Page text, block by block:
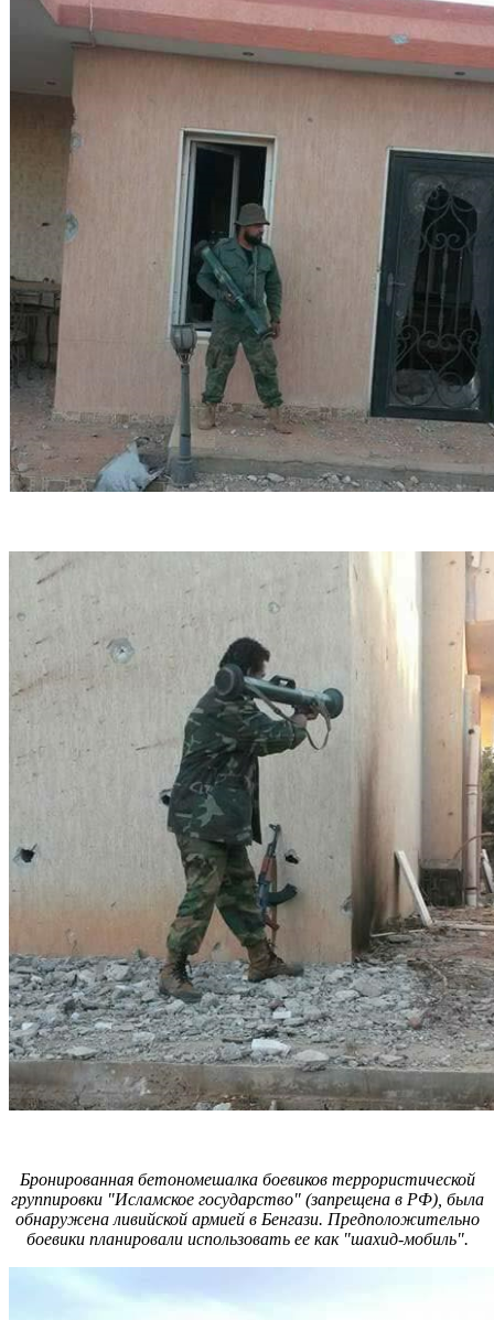
Бронированная бетономешалка боевиков террористической
группировки "Исламское государство" (запрещена в РФ), была
обнаружена ливийской армией в Бенгази. Предположительно
боевики планировали использовать ее как "шахид-мобиль".